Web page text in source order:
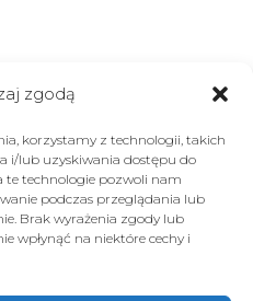
zgodą
korzystamy z technologii, takich
i/lub uzyskiwania dostępu do
te technologie pozwoli nam
podczas przeglądania lub
Brak wyrażenia zgody lub
wpłynąć na niektóre cechy i